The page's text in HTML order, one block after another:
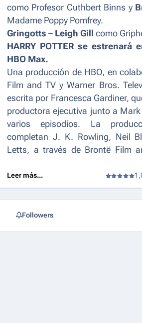
como Profesor Cuthbert Binns y
Madame Poppy Pomfrey.
Gringotts – Leigh Gill como
HARRY POTTER se estrenará
HBO Max.
Una producción de HBO, en
Film and TV y Warner Bros.
escrita por Francesca Gardiner,
productora ejecutiva junto a
varios episodios. La
completan J. K. Rowling, Neil
Letts, a través de Brontë Film
Leer más...
Followers